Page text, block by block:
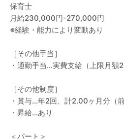
保育士
月給230,000円-270,000円
※経験・能力により変動あり
［その他手当］
・通勤手当…実費支給（上限月額
［その他制度］
・賞与…年2回、計2.00ヶ月分（前
・昇給…あり
＜パート＞